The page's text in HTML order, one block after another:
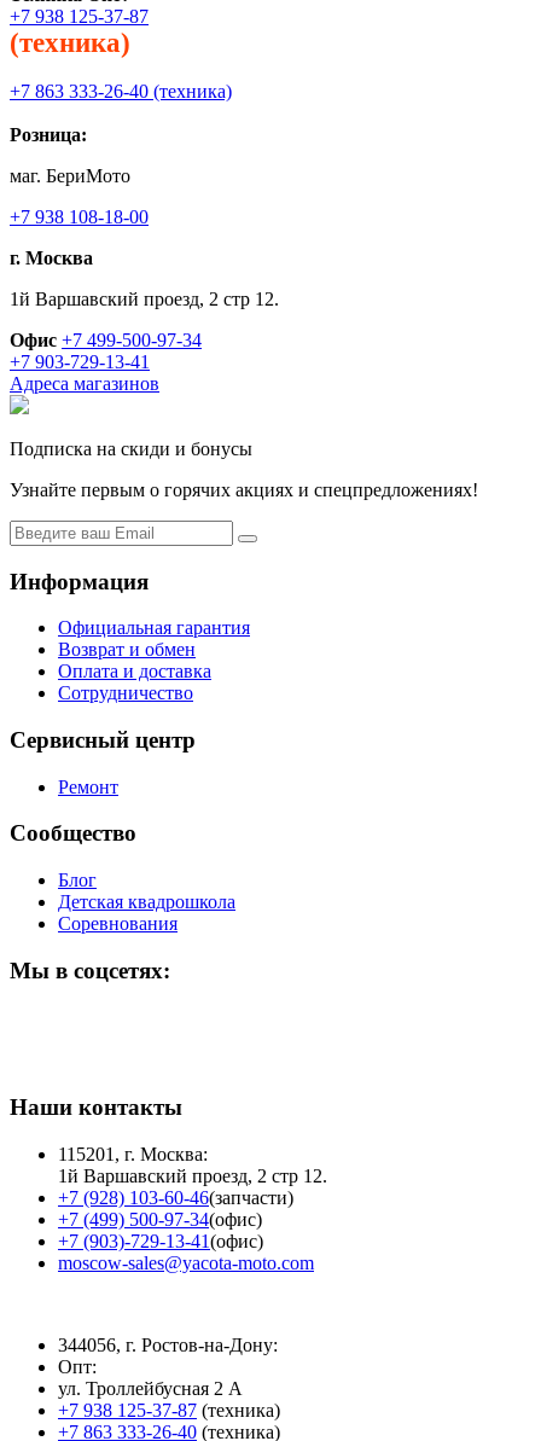
+7 938 125-37-87
(техника)
+7 863 333-26-40 (техника)
Розница:
маг. БериМото
+7 938 108-18-00
г. Москва
1й Варшавский проезд, 2 стр 12.
Офис +7 499-500-97-34
+7 903-729-13-41
Адреса магазинов
Подписка на скиди и бонусы
Узнайте первым о горячих акциях и спецпредложениях!
Информация
Официальная гарантия
Возврат и обмен
Оплата и доставка
Сотрудничество
Сервисный центр
Ремонт
Сообщество
Блог
Детская квадрошкола
Соревнования
Мы в соцсетях:
Наши контакты
115201, г. Москва:
1й Варшавский проезд, 2 стр 12.
+7 (928) 103-60-46(запчасти)
+7 (499) 500-97-34(офис)
+7 (903)-729-13-41(офис)
moscow-sales@yacota-moto.com
344056, г. Ростов-на-Дону:
Опт:
ул. Троллейбусная 2 А
+7 938 125-37-87 (техника)
+7 863 333-26-40 (техника)